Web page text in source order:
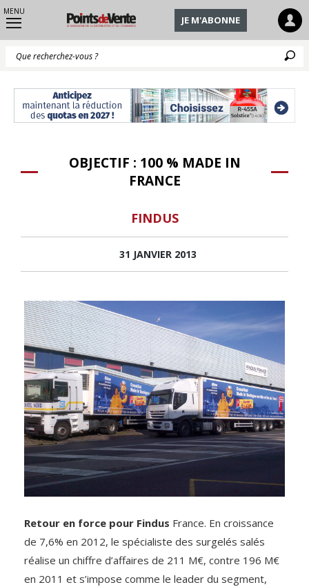
MENU
JE M'ABONNE
OBJECTIF : 100 % MADE IN
FRANCE
FINDUS
31 JANVIER 2013
Retour en force pour Findus France. En croissance
de 7,6% en 2012, le spécialiste des surgelés salés
réalise un chiffre d’affaires de 211 M€, contre 196 M€
en 2011 et s’impose comme le leader du segment,